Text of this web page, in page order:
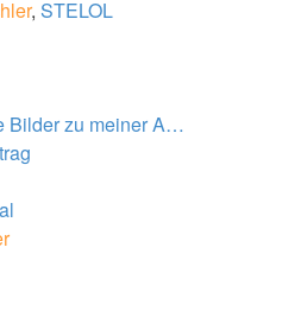
, STELOL
Bilder zu meiner A…